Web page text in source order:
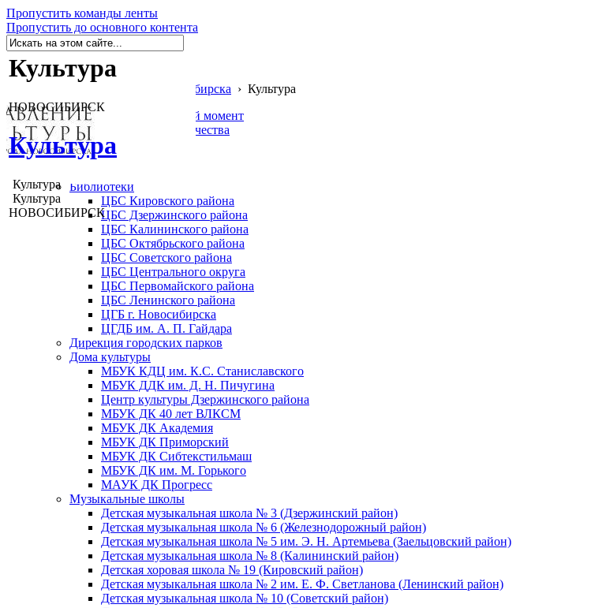
Пропустить команды ленты
Пропустить до основного контента
Культура
НОВОСИБИРСК
Культура
Культура
Культура
НОВОСИБИРСК
Муниципальный портал г. Новосибирска › Культура
ГлавнаяВыбранный в данный момент
Независимая оценка качества
Обратная связь
Вакансии
Библиотеки
ЦБС Кировского района
ЦБС Дзержинского района
ЦБС Калининского района
ЦБС Октябрьского района
ЦБС Советского района
ЦБС Центрального округа
ЦБС Первомайского района
ЦБС Ленинского района
ЦГБ г. Новосибирска
ЦГДБ им. А. П. Гайдара
Дирекция городских парков
Дома культуры
МБУК КДЦ им. К.С. Станиславского
МБУК ДДК им. Д. Н. Пичугина
Центр культуры Дзержинского района
МБУК ДК 40 лет ВЛКСМ
МБУК ДК Академия
МБУК ДК Приморский
МБУК ДК Сибтекстильмаш
МБУК ДК им. М. Горького
МАУК ДК Прогресс
Музыкальные школы
Детская музыкальная школа № 3 (Дзержинский район)
Детская музыкальная школа № 6 (Железнодорожный район)
Детская музыкальная школа № 5 им. Э. Н. Артемьева (Заельцовский район)
Детская музыкальная школа № 8 (Калининский район)
Детская хоровая школа № 19 (Кировский район)
Детская музыкальная школа № 2 им. Е. Ф. Светланова (Ленинский район)
Детская музыкальная школа № 10 (Советский район)